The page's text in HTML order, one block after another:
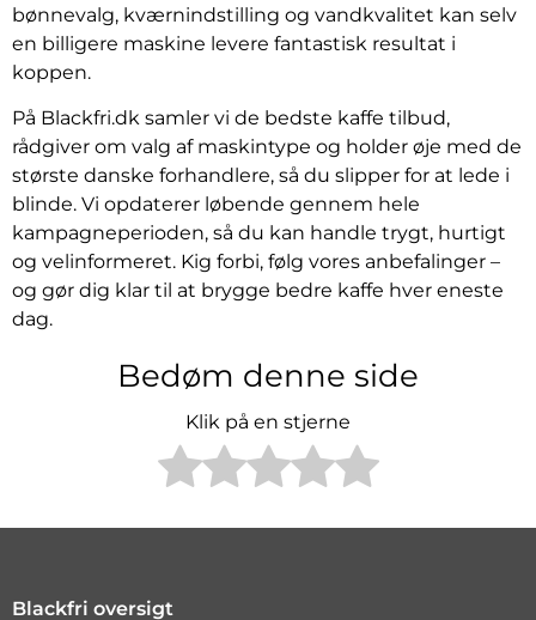
bønnevalg, kværnindstilling og vandkvalitet kan selv
en billigere maskine levere fantastisk resultat i
koppen.
På Blackfri.dk samler vi de bedste kaffe tilbud,
rådgiver om valg af maskintype og holder øje med de
største danske forhandlere, så du slipper for at lede i
blinde. Vi opdaterer løbende gennem hele
kampagneperioden, så du kan handle trygt, hurtigt
og velinformeret. Kig forbi, følg vores anbefalinger –
og gør dig klar til at brygge bedre kaffe hver eneste
dag.
Bedøm denne side
Klik på en stjerne
Blackfri oversigt